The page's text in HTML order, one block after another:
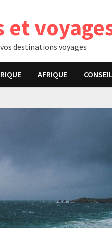
et
destinations voyages
AFRIQUE